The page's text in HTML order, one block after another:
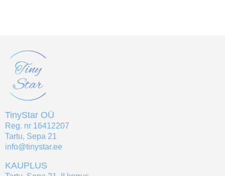
TinyStar OÜ
Reg. nr 16412207
Tartu, Sepa 21
info@tinystar.ee
KAUPLUS